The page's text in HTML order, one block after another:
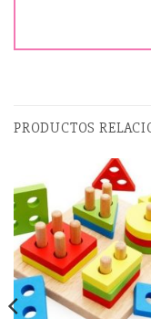
PRODUCTOS